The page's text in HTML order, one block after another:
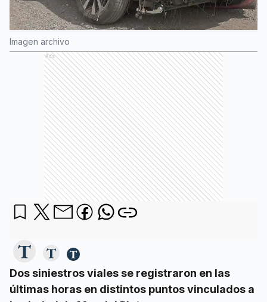
Imagen archivo
Ads
Dos siniestros viales se registraron en las
últimas horas en distintos puntos vinculados a